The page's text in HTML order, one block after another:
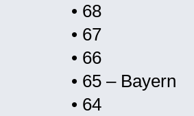
• 68
• 67
• 66
• 65 – Bayern
• 64